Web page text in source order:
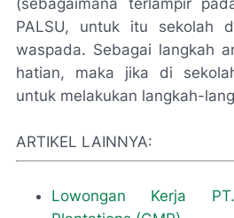
PALSU, untuk itu sekolah
waspada. Sebagai langkah
hatian, maka jika di
untuk melakukan langkah-
ARTIKEL LAINNYA:
Lowongan Kerja